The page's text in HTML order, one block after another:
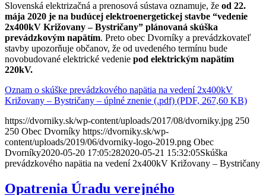
Slovenská elektrizačná a prenosová sústava oznamuje, že od 22.
mája 2020 je na budúcej elektroenergetickej stavbe “vedenie
2x400kV Križovany – Bystričany” plánovaná skúška
prevádzkovým napätím. Preto obec Dvorníky a prevádzkovateľ
stavby upozorňuje občanov, že od uvedeného termínu bude
novobudované elektrické vedenie pod elektrickým napätím
220kV.
Oznam o skúške prevádzkového napätia na vedení 2x400kV
Križovany – Bystričany – úplné znenie (.pdf) (PDF, 267,60 KB)
https://dvorniky.sk/wp-content/uploads/2017/08/dvorniky.jpg 250
250 Obec Dvorníky https://dvorniky.sk/wp-
content/uploads/2019/06/dvorniky-logo-2019.png Obec
Dvorníky2020-05-20 17:05:282020-05-21 15:32:05Skúška
prevádzkového napätia na vedení 2x400kV Križovany – Bystričany
Opatrenia Úradu verejného